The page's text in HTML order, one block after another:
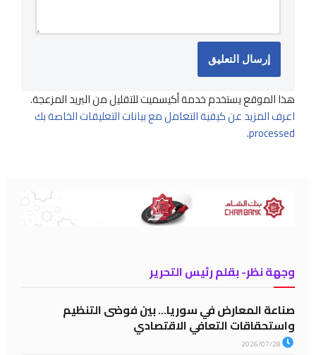
هذا الموقع يستخدم خدمة أكيسميت للتقليل من البريد المزعجة.
اعرف المزيد عن كيفية التعامل مع بيانات التعليقات الخاصة بك
processed
.
وجهة نظر- بقلم رئيس التحرير
صناعة المعارض في سوريا… بين فوضى التنظيم
واستحقاقات التعافي الاقتصادي